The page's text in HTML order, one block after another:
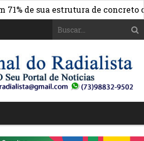
de sua estrutura de concreto